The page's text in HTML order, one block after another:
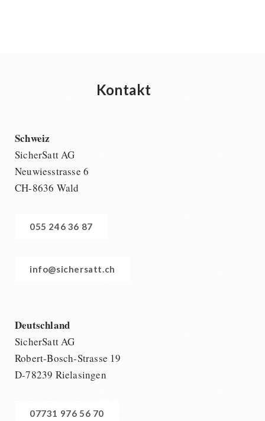
Kontakt
Schweiz
SicherSatt AG
Neuwiesstrasse 6
CH-8636 Wald
055 246 36 87
info@sichersatt.ch
Deutschland
SicherSatt AG
Robert-Bosch-Strasse 19
D-78239 Rielasingen
07731 976 56 70